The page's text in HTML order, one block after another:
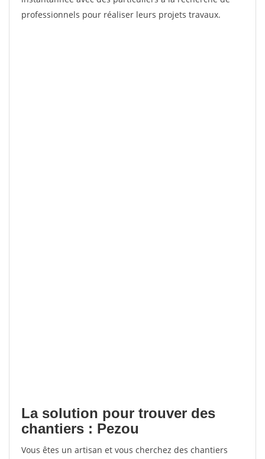
professionnels pour réaliser leurs projets travaux.
La solution pour trouver des
chantiers : Pezou
Vous êtes un artisan et vous cherchez des chantiers